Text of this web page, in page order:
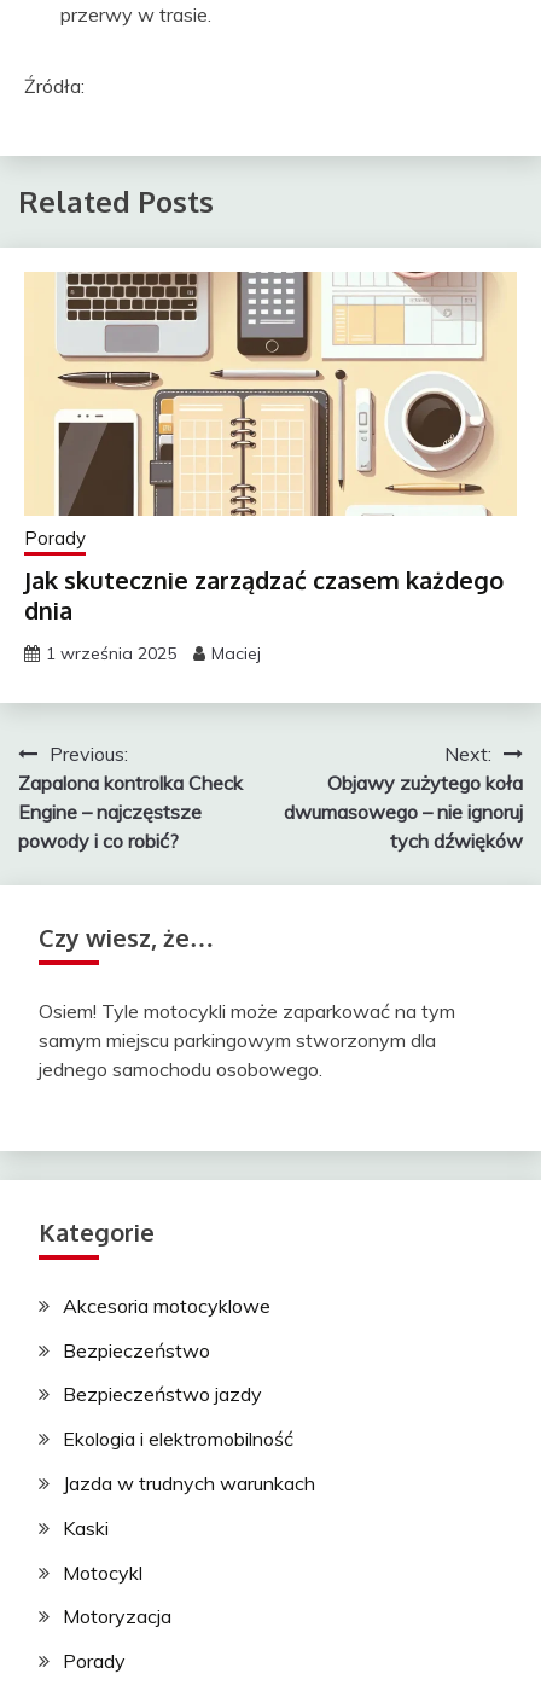
przerwy w trasie.
Źródła:
Related Posts
Porady
Jak skutecznie zarządzać czasem każdego
dnia
1 września 2025 Maciej
Nawigacja
wpisu
Previous:
Zapalona kontrolka Check
Engine – najczęstsze
powody i co robić?
Next:
Objawy zużytego koła
dwumasowego – nie ignoruj
tych dźwięków
Czy wiesz, że…
Osiem! Tyle motocykli może zaparkować na tym
samym miejscu parkingowym stworzonym dla
jednego samochodu osobowego.
Kategorie
Akcesoria motocyklowe
Bezpieczeństwo
Bezpieczeństwo jazdy
Ekologia i elektromobilność
Jazda w trudnych warunkach
Kaski
Motocykl
Motoryzacja
Porady